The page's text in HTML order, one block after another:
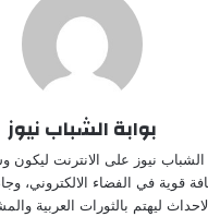
بوابة الشباب نيوز
نيوز على الانترنت ليكون
قوية في الفضاء الالكتروني،
ليهتم بالثورات العربية